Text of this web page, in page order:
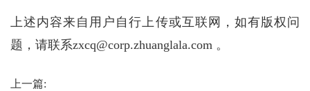
上述内容来自用户自行上传或互联网，如有版权问
题，请联系zxcq@corp.zhuanglala.com 。
上一篇: